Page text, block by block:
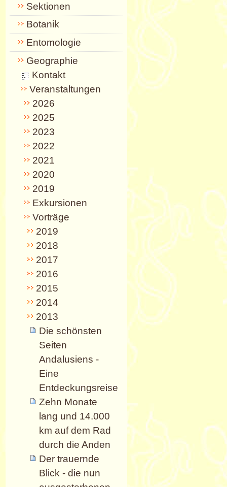
Sektionen
Botanik
Entomologie
Geographie
Kontakt
Veranstaltungen
2026
2025
2023
2022
2021
2020
2019
Exkursionen
Vorträge
2019
2018
2017
2016
2015
2014
2013
Die schönsten
Seiten
Andalusiens -
Eine
Entdeckungsreise
Zehn Monate
lang und 14.000
km auf dem Rad
durch die Anden
Der trauernde
Blick - die nun